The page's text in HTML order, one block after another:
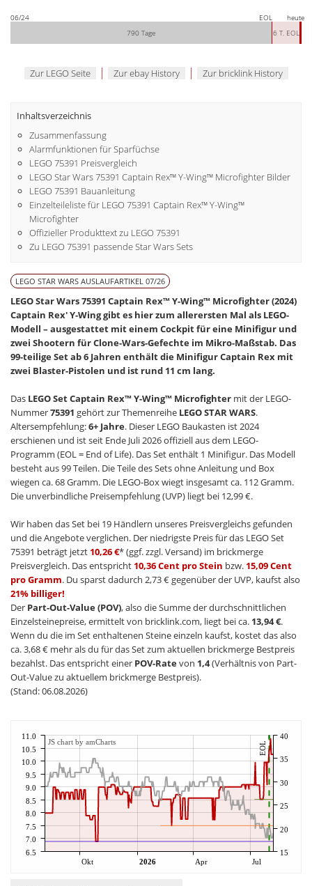
06/24 EOL
heute
790 Tage
6 T. EOL
Zur LEGO Seite | Zur ebay History | Zur bricklink History
Inhaltsverzeichnis
Zusammenfassung
Alarmfunktionen für Sparfüchse
LEGO 75391 Preisvergleich
LEGO Star Wars 75391 Captain Rex™ Y-Wing™ Microfighter Bilder
LEGO 75391 Bauanleitung
Einzelteileliste für LEGO 75391 Captain Rex™ Y-Wing™
Microfighter
Offizieller Produkttext zu LEGO 75391
Zu LEGO 75391 passende Star Wars Sets
LEGO STAR WARS AUSLAUFARTIKEL 07/26
LEGO Star Wars 75391 Captain Rex™ Y-Wing™ Microfighter (2024)
Captain Rex' Y-Wing gibt es hier zum allerersten Mal als LEGO-
Modell – ausgestattet mit einem Cockpit für eine Minifigur und
zwei Shootern für Clone-Wars-Gefechte im Mikro-Maßstab. Das
99-teilige Set ab 6 Jahren enthält die Minifigur Captain Rex mit
zwei Blaster-Pistolen und ist rund 11 cm lang.
Das LEGO Set Captain Rex™ Y-Wing™ Microfighter mit der LEGO-
Nummer75391 gehört zur Themenreihe LEGO STAR WARS.
Altersempfehlung:6+ Jahre. Dieser LEGO Baukasten ist 2024
erschienen und ist seit Ende Juli 2026 offiziell aus dem LEGO-
Programm (EOL = End of Life). Das Set enthält 1 Minifigur. Das Modell
besteht aus 99 Teilen. Die Teile des Sets ohne Anleitung und Box
wiegen ca. 68 Gramm. Die LEGO-Box wiegt insgesamt ca. 112 Gramm.
Die unverbindliche Preisempfehlung (UVP) liegt bei 12,99 €.
Wir haben das Set bei 19 Händlern unseres Preisvergleichs gefunden
und die Angebote verglichen. Der niedrigste Preis für das LEGO Set
75391 beträgt jetzt 10,26 €* (ggf. zzgl. Versand) im brickmerge
Preisvergleich. Das entspricht 10,36 Cent pro Stein bzw. 15,09 Cent
pro Gramm. Du sparst dadurch 2,73 € gegenüber der UVP, kaufst also
21% billiger!
Der Part-Out-Value (POV), also die Summe der durchschnittlichen
Einzelsteinepreise, ermittelt von bricklink.com, liegt bei ca. 13,94 €.
Wenn du die im Set enthaltenen Steine einzeln kaufst, kostet das also
ca. 3,68 € mehr als du für das Set zum aktuellen brickmerge Bestpreis
bezahlst. Das entspricht einer POV-Ratevon 1,4(Verhältnis von Part-
Out-Value zu aktuellem brickmerge Bestpreis).
(Stand: 06.08.2026)
Okt 2026 Apr Jul
EOL
6.5
7.0
7.5
8.0
8.5
9.0
9.5
10.0
10.5
11.0
15
20
25
30
35
40
JS chart by amCharts